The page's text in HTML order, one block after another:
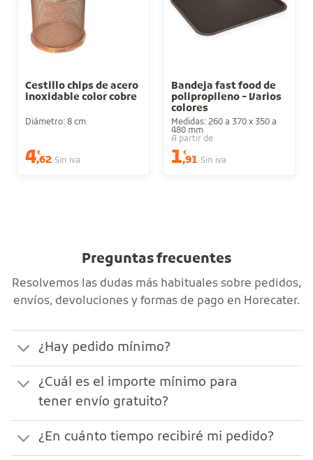
Cestillo chips de acero
inoxidable color cobre
Diámetro: 8 cm
4€
,62 Sin iva
Bandeja fast food de
polipropileno - Varios
colores
Medidas: 260 a 370 x 350 a
480 mm
A partir de
1€
,91 Sin iva
Preguntas frecuentes
Resolvemos las dudas más habituales sobre pedidos,
envíos, devoluciones y formas de pago en Horecater.
¿Hay pedido mínimo?
¿Cuál es el importe mínimo para
tener envío gratuito?
¿En cuánto tiempo recibiré mi pedido?